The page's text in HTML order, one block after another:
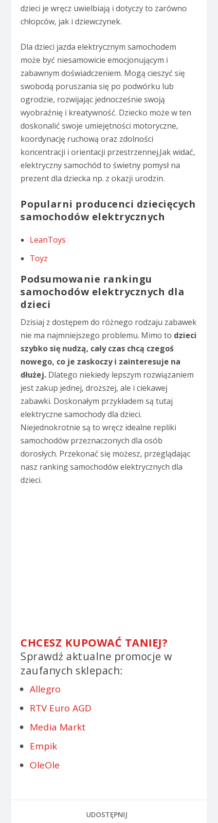
dzieci je wręcz uwielbiają i dotyczy to zarówno
chłopców, jak i dziewczynek.
Dla dzieci jazda elektrycznym samochodem
może być niesamowicie emocjonującym i
zabawnym doświadczeniem. Mogą cieszyć się
swobodą poruszania się po podwórku lub
ogrodzie, rozwijając jednocześnie swoją
wyobraźnię i kreatywność. Dziecko może w ten
doskonalić swoje umiejętności motoryczne,
koordynację ruchową oraz zdolności
koncentracji i orientacji przestrzennej.Jak widać,
elektryczny samochód to świetny pomysł na
prezent dla dziecka np. z okazji urodzin.
Popularni producenci dziecięcych
samochodów elektrycznych
LeanToys
Toyz
Podsumowanie rankingu
samochodów elektrycznych dla
dzieci
Dzisiaj z dostępem do różnego rodzaju zabawek
nie ma najmniejszego problemu. Mimo to dzieci
szybko się nudzą, cały czas chcą czegoś
nowego, co je zaskoczy i zainteresuje na
dłużej. Dlatego niekiedy lepszym rozwiązaniem
jest zakup jednej, droższej, ale i ciekawej
zabawki. Doskonałym przykładem są tutaj
elektryczne samochody dla dzieci.
Niejednokrotnie są to wręcz idealne repliki
samochodów przeznaczonych dla osób
dorosłych. Przekonać się możesz, przeglądając
nasz ranking samochodów elektrycznych dla
dzieci.
CHCESZ KUPOWAĆ TANIEJ?
Sprawdź aktualne promocje w
zaufanych sklepach:
Allegro
RTV Euro AGD
Media Markt
Empik
OleOle
UDOSTĘPNIJ